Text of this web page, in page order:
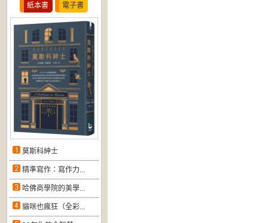
紙本書 電子書
莫斯科紳士
精準寫作：寫作力...
哈佛商學院的美學...
貓咪也瘋狂（全彩...